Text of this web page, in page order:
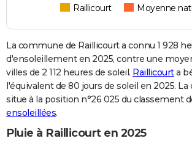
Raillicourt Moyenne
La commune de Raillicourt a connu 1 928
d'ensoleillement en 2025, contre une
villes de 2 112 heures de soleil. Raillicourta
l'équivalent de 80 jours de soleil en 2025.
situe à la position n°26 025 du classement
ensoleillées.
Pluie à Raillicourt en 2025